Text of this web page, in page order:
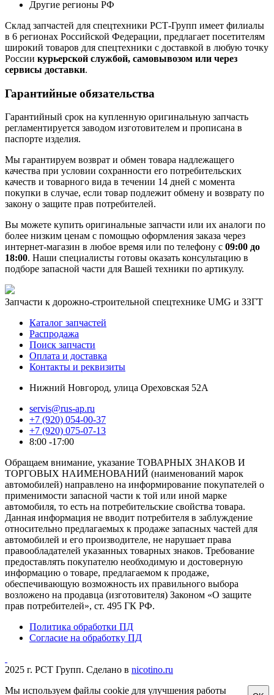
Другие регионы РФ
Склад запчастей для спецтехники РСТ-Групп имеет филиалы
в 6 регионах Российской Федерации, предлагает посетителям
широкий товаров для спецтехники с доставкой в любую точку
России курьерской службой, самовывозом или через
сервисы доставки.
Гарантийные обязательства
Гарантийный срок на купленную оригинальную запчасть
регламентируется заводом изготовителем и прописана в
паспорте изделия.
Мы гарантируем возврат и обмен товара надлежащего
качества при условии сохранности его потребительских
качеств и товарного вида в течении 14 дней с момента
покупки в случае, если товар подлежит обмену и возврату по
закону о защите прав потребителей.
Вы можете купить оригинальные запчасти или их аналоги по
более низким ценам с помощью оформления заказа через
интернет-магазин в любое время или по телефону с 09:00 до
18:00. Наши специалисты готовы оказать консультацию в
подборе запасной части для Вашей техники по артикулу.
Запчасти к дорожно-строительной спецтехнике UMG и ЗЗГТ
Каталог запчастей
Распродажа
Поиск запчасти
Оплата и доставка
Контакты и реквизиты
Нижний Новгород, улица Ореховская 52А
servis@rus-ap.ru
+7 (920) 054-00-37
+7 (920) 075-07-13
8:00 -17:00
Обращаем внимание, указание ТОВАРНЫХ ЗНАКОВ И
ТОРГОВЫХ НАИМЕНОВАНИЙ (наименований марок
автомобилей) направлено на информирование покупателей о
применимости запасной части к той или иной марке
автомобиля, то есть на потребительские свойства товара.
Данная информация не вводит потребителя в заблуждение
относительно предлагаемых к продаже запасных частей для
автомобилей и его производителе, не нарушает права
правообладателей указанных товарных знаков. Требование
предоставлять покупателю необходимую и достоверную
информацию о товаре, предлагаемом к продаже,
обеспечивающую возможность их правильного выбора
возложено на продавца (изготовителя) Законом «О защите
прав потребителей», ст. 495 ГК РФ.
Политика обработки ПД
Согласие на обработку ПД
2025 г. РСТ Групп. Сделано в nicotino.ru
Мы используем файлы cookie для улучшения работы